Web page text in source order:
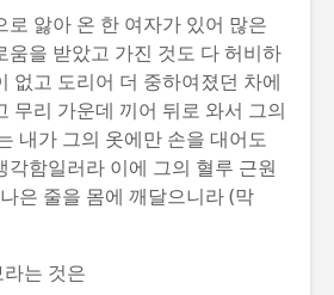
로 앓아 온 한 여자가 있어 많은
움을 받았고 가진 것도 다 허비하
없고 도리어 더 중하여졌던 차에
무리 가운데 끼어 뒤로 와서 그의
내가 그의 옷에만 손을 대어도
각함일러라 이에 그의 혈루 근원
은 줄을 몸에 깨달으니라 (막
는 것은